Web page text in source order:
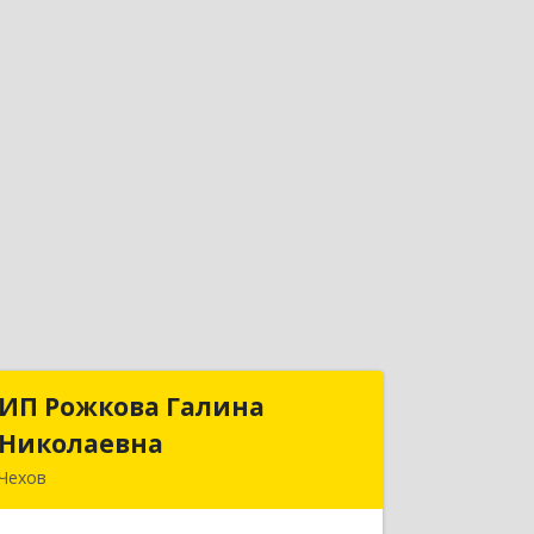
ИП Рожкова Галина
Николаевна
ИП Рожкова Галина